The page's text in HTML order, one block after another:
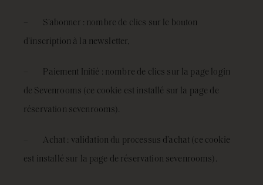
– S’abonner : nombre de clics sur le bouton
d’inscription à la newsletter,
– Paiement Initié : nombre de clics sur la page login
de Sevenrooms (ce cookie est installé sur la page de
réservation sevenrooms).
– Achat : validation du processus d’achat (ce cookie
est installé sur la page de réservation sevenrooms).